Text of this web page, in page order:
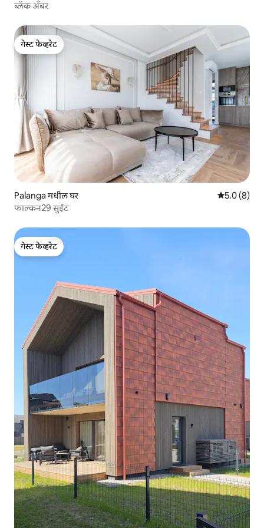
ब्लॅक अँबर
गेस्ट फेव्हरेट
गेस्ट फेव्हरेट
Palanga मधील घर 5 पैकी 5.0
5.0 (8)
फाल्कन29 सुईट
गेस्ट फेव्हरेट
गेस्ट फेव्हरेट